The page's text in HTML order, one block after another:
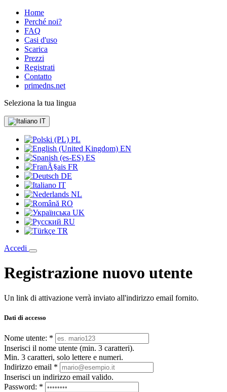
Home
Perché noi?
FAQ
Casi d'uso
Scarica
Prezzi
Registrati
Contatto
primedns.net
Seleziona la tua lingua
IT
PL
EN
ES
FR
DE
IT
NL
RO
UK
RU
TR
Accedi
Registrazione nuovo utente
Un link di attivazione verrà inviato all'indirizzo email fornito.
Dati di accesso
Nome utente: *
Inserisci il nome utente (min. 3 caratteri).
Min. 3 caratteri, solo lettere e numeri.
Indirizzo email *
Inserisci un indirizzo email valido.
Password: *